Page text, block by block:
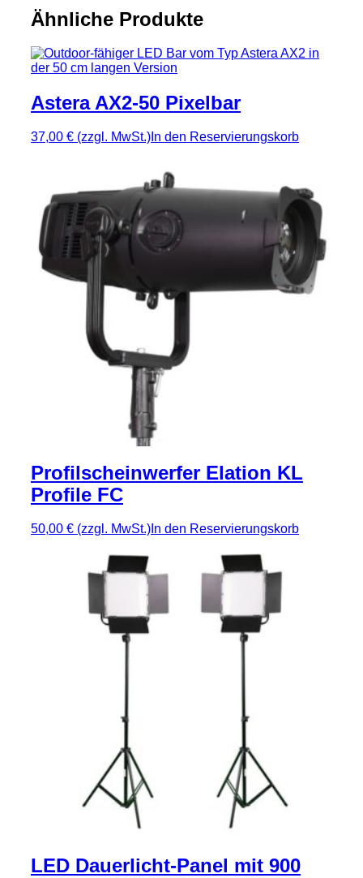
Ähnliche Produkte
Astera AX2-50 Pixelbar
37,00 € (zzgl. MwSt.) In den Reservierungskorb
Profilscheinwerfer Elation KL
Profile FC
50,00 € (zzgl. MwSt.) In den Reservierungskorb
LED Dauerlicht-Panel mit 900